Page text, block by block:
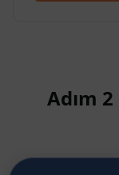
Adım